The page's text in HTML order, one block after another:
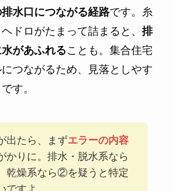
水口につながる経路です。糸
ドロがたまって詰まると、 排
があふれることも。集合住宅
つながるため、見落としやす
す。
出たら、まずエラーの内容
かりに。排水・脱水系なら
燥系なら②を疑うと特定